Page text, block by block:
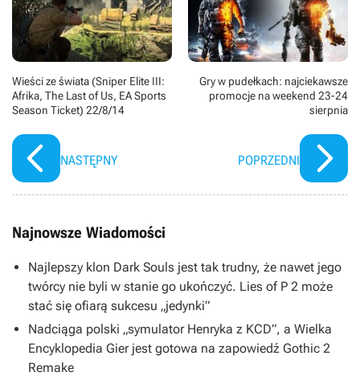
Wieści ze świata (Sniper Elite III:
Afrika, The Last of Us, EA Sports
Season Ticket) 22/8/14
NASTĘPNY
Gry w pudełkach: najciekawsze
promocje na weekend 23-24
sierpnia
POPRZEDNI
Najnowsze Wiadomości
Najlepszy klon Dark Souls jest tak trudny, że nawet jego
twórcy nie byli w stanie go ukończyć. Lies of P 2 może
stać się ofiarą sukcesu „jedynki”
Nadciąga polski „symulator Henryka z KCD”, a Wielka
Encyklopedia Gier jest gotowa na zapowiedź Gothic 2
Remake